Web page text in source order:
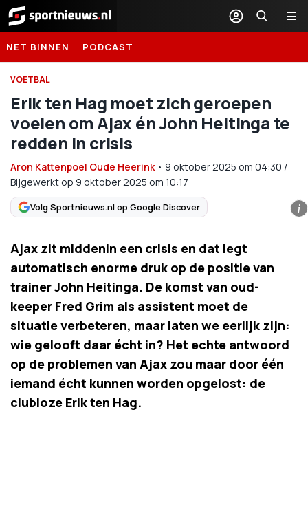
Sportnieuws.nl
NET BINNEN PODCAST
VOETBAL
Erik ten Hag moet zich geroepen
voelen om Ajax én John Heitinga te
redden in crisis
Aron Kattenpoel Oude Heerink• 9 oktober 2025 om 04:30 /
Bijgewerkt op 9 oktober 2025 om 10:17
Volg Sportnieuws.nl op Google Discover i
Ajax zit middenin een crisis en dat legt
automatisch enorme druk op de positie van
trainer John Heitinga. De komst van oud-
keeper Fred Grim als assistent moet de
situatie verbeteren, maar laten we eerlijk zijn:
wie gelooft daar écht in? Het echte antwoord
op de problemen van Ajax zou maar door één
iemand écht kunnen worden opgelost: de
clubloze Erik ten Hag.